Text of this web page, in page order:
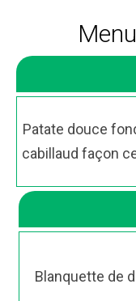
Patate douce
cabillaud façon
Blanquette de